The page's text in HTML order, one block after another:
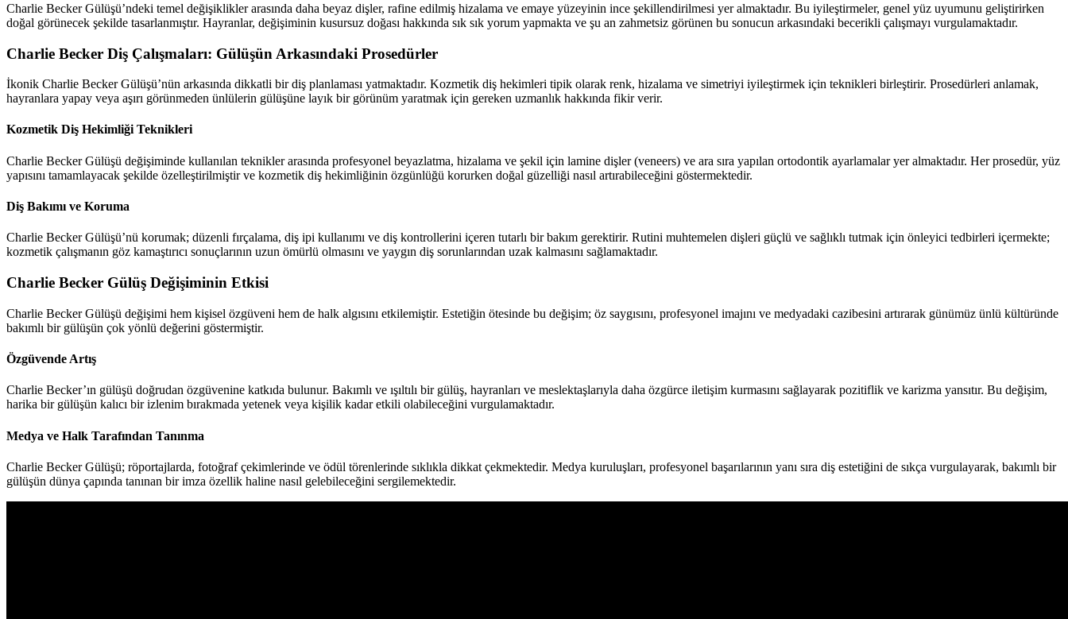
Charlie Becker Gülüşü’ndeki temel değişiklikler arasında daha beyaz dişler, rafine edilmiş hizalama ve emaye yüzeyinin ince şekillendirilmesi yer almaktadır. Bu iyileştirmeler, genel yüz uyumunu geliştirirken
doğal görünecek şekilde tasarlanmıştır. Hayranlar, değişiminin kusursuz doğası hakkında sık sık yorum yapmakta ve şu an zahmetsiz görünen bu sonucun arkasındaki becerikli çalışmayı vurgulamaktadır.
Charlie Becker Diş Çalışmaları: Gülüşün Arkasındaki Prosedürler
İkonik Charlie Becker Gülüşü’nün arkasında dikkatli bir diş planlaması yatmaktadır. Kozmetik diş hekimleri tipik olarak renk, hizalama ve simetriyi iyileştirmek için teknikleri birleştirir. Prosedürleri anlamak,
hayranlara yapay veya aşırı görünmeden ünlülerin gülüşüne layık bir görünüm yaratmak için gereken uzmanlık hakkında fikir verir.
Kozmetik Diş Hekimliği Teknikleri
Charlie Becker Gülüşü değişiminde kullanılan teknikler arasında profesyonel beyazlatma, hizalama ve şekil için lamine dişler (veneers) ve ara sıra yapılan ortodontik ayarlamalar yer almaktadır. Her prosedür, yüz
yapısını tamamlayacak şekilde özelleştirilmiştir ve kozmetik diş hekimliğinin özgünlüğü korurken doğal güzelliği nasıl artırabileceğini göstermektedir.
Diş Bakımı ve Koruma
Charlie Becker Gülüşü’nü korumak; düzenli fırçalama, diş ipi kullanımı ve diş kontrollerini içeren tutarlı bir bakım gerektirir. Rutini muhtemelen dişleri güçlü ve sağlıklı tutmak için önleyici tedbirleri içermekte;
kozmetik çalışmanın göz kamaştırıcı sonuçlarının uzun ömürlü olmasını ve yaygın diş sorunlarından uzak kalmasını sağlamaktadır.
Charlie Becker Gülüş Değişiminin Etkisi
Charlie Becker Gülüşü değişimi hem kişisel özgüveni hem de halk algısını etkilemiştir. Estetiğin ötesinde bu değişim; öz saygısını, profesyonel imajını ve medyadaki cazibesini artırarak günümüz ünlü kültüründe
bakımlı bir gülüşün çok yönlü değerini göstermiştir.
Özgüvende Artış
Charlie Becker’ın gülüşü doğrudan özgüvenine katkıda bulunur. Bakımlı ve ışıltılı bir gülüş, hayranları ve meslektaşlarıyla daha özgürce iletişim kurmasını sağlayarak pozitiflik ve karizma yansıtır. Bu değişim,
harika bir gülüşün kalıcı bir izlenim bırakmada yetenek veya kişilik kadar etkili olabileceğini vurgulamaktadır.
Medya ve Halk Tarafından Tanınma
Charlie Becker Gülüşü; röportajlarda, fotoğraf çekimlerinde ve ödül törenlerinde sıklıkla dikkat çekmektedir. Medya kuruluşları, profesyonel başarılarının yanı sıra diş estetiğini de sıkça vurgulayarak, bakımlı bir
gülüşün dünya çapında tanınan bir imza özellik haline nasıl gelebileceğini sergilemektedir.